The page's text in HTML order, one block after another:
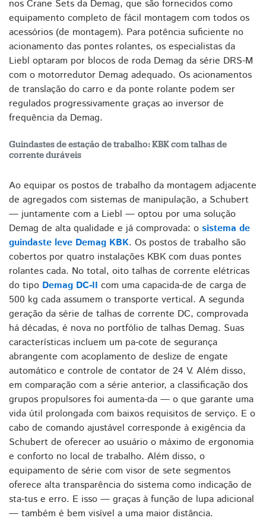
nos Crane Sets da Demag, que são fornecidos como
equipamento completo de fácil montagem com todos os
acessórios (de montagem). Para potência suficiente no
acionamento das pontes rolantes, os especialistas da
Liebl optaram por blocos de roda Demag da série DRS-M
com o motorredutor Demag adequado. Os acionamentos
de translação do carro e da ponte rolante podem ser
regulados progressivamente graças ao inversor de
frequência da Demag.
Guindastes de estação de trabalho: KBK com talhas de
corrente duráveis
Ao equipar os postos de trabalho da montagem adjacente
de agregados com sistemas de manipulação, a Schubert
— juntamente com a Liebl — optou por uma solução
Demag de alta qualidade e já comprovada: o sistema de
guindaste leve Demag KBK. Os postos de trabalho são
cobertos por quatro instalações KBK com duas pontes
rolantes cada. No total, oito talhas de corrente elétricas
do tipo Demag DC-II com uma capacida-de de carga de
500 kg cada assumem o transporte vertical. A segunda
geração da série de talhas de corrente DC, comprovada
há décadas, é nova no portfólio de talhas Demag. Suas
características incluem um pa-cote de segurança
abrangente com acoplamento de deslize de engate
automático e controle de contator de 24 V. Além disso,
em comparação com a série anterior, a classificação dos
grupos propulsores foi aumenta-da — o que garante uma
vida útil prolongada com baixos requisitos de serviço. E o
cabo de comando ajustável corresponde à exigência da
Schubert de oferecer ao usuário o máximo de ergonomia
e conforto no local de trabalho. Além disso, o
equipamento de série com visor de sete segmentos
oferece alta transparência do sistema como indicação de
sta-tus e erro. E isso — graças à função de lupa adicional
— também é bem visível a uma maior distância.